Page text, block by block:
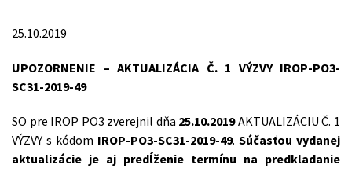
25.10.2019
UPOZORNENIE – AKTUALIZÁCIA Č. 1 VÝZVY IROP-PO3-
SC31-2019-49
SO pre IROP PO3 zverejnil dňa 25.10.2019AKTUALIZÁCIU Č. 1
VÝZVY s kódom IROP-PO3-SC31-2019-49. Súčasťou vydanej
aktualizácie je aj predĺženie termínu na predkladanie